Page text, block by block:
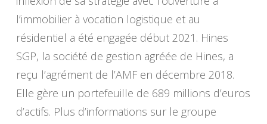
l’immobilier à vocation logistique et au
résidentiel a été engagée début 2021. Hines
SGP, la société de gestion agréée de Hines, a
reçu l’agrément de l’AMF en décembre 2018.
Elle gère un portefeuille de 689 millions d’euros
d’actifs. Plus d’informations sur le groupe